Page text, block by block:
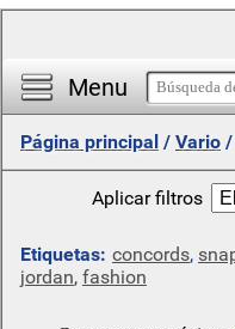
Menu
Página principal / Vario /
Aplicar filtros
Etiquetas: concords,
jordan, fashion